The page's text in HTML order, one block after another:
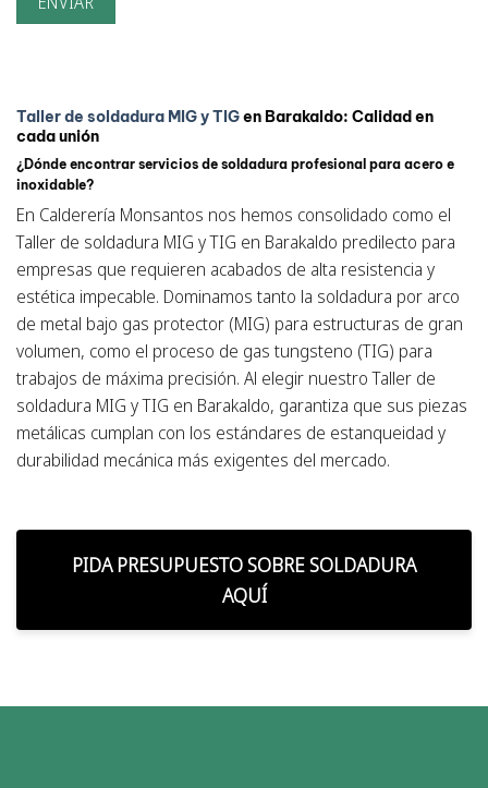
Taller de soldadura MIG y TIGen Barakaldo: Calidad en
cada unión
¿Dónde encontrar servicios de soldadura profesional para acero e
inoxidable?
En Calderería Monsantos nos hemos consolidado como el
Taller de soldadura MIG y TIG en Barakaldo predilecto para
empresas que requieren acabados de alta resistencia y
estética impecable. Dominamos tanto la soldadura por arco
de metal bajo gas protector (MIG) para estructuras de gran
volumen, como el proceso de gas tungsteno (TIG) para
trabajos de máxima precisión. Al elegir nuestro Taller de
soldadura MIG y TIG en Barakaldo, garantiza que sus piezas
metálicas cumplan con los estándares de estanqueidad y
durabilidad mecánica más exigentes del mercado.
PIDA PRESUPUESTO SOBRE SOLDADURA
AQUÍ